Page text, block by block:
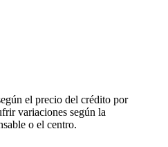
el precio del crédito por
variaciones según la
o el centro.